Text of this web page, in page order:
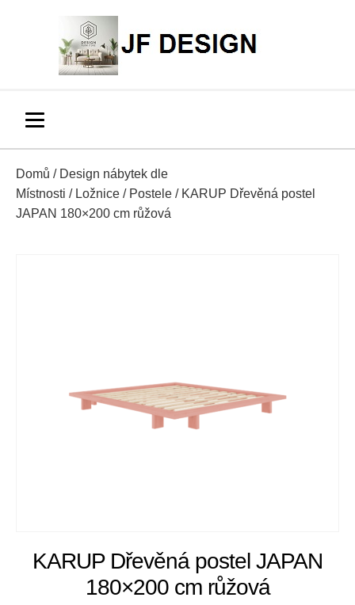
Domů / Design nábytek dle
Místnosti / Ložnice / Postele / KARUP Dřevěná postel
JAPAN 180×200 cm růžová
KARUP Dřevěná postel JAPAN
180×200 cm růžová